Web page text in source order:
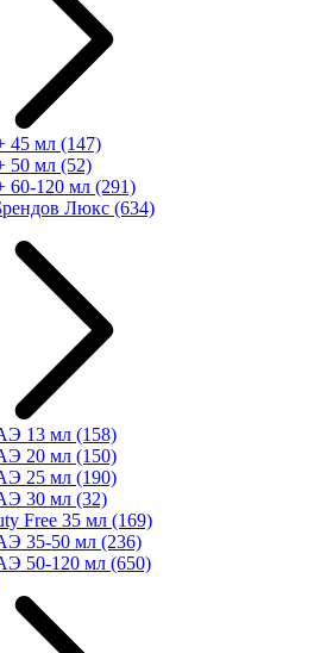
45 мл (147)
50 мл (52)
60-120 мл (291)
Люкс (634)
13 мл (158)
20 мл (150)
25 мл (190)
30 мл (32)
Free 35 мл (169)
35-50 мл (236)
50-120 мл (650)